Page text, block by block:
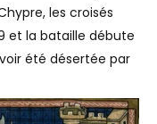
les croisés
et la bataille débute
été désertée par